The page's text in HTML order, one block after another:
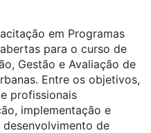
em Programas
para o curso de
Gestão e Avaliação de
Entre os objetivos,
profissionais
implementação e
de